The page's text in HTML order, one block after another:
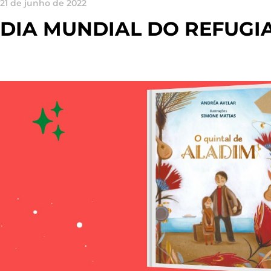
21 de junho de 2022
DIA MUNDIAL DO